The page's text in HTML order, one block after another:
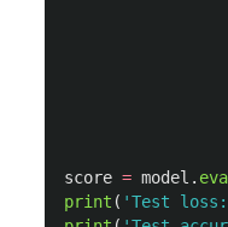
score = model .
print ( 'Test loss: